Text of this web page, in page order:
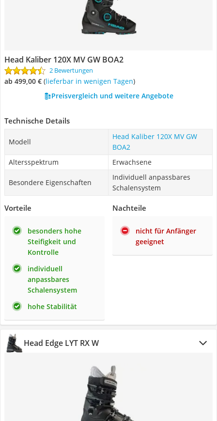
Head Kaliber 120X MV GW BOA2
2 Bewertungen
ab 499,00 € ( Lieferbar in wenigen Tagen)
Preisvergleich und weitere Angebote
Technische Details
Modell
Head Kaliber 120X MV GW
BOA2
Altersspektrum
Erwachsene
Besondere Eigenschaften
Individuell anpassbares
Schalensystem
Vorteile
besonders hohe
Steifigkeit und
Kontrolle
individuell
anpassbares
Schalensystem
hohe Stabilität
Nachteile
nicht für Anfänger
geeignet
Head ‎Edge LYT RX W